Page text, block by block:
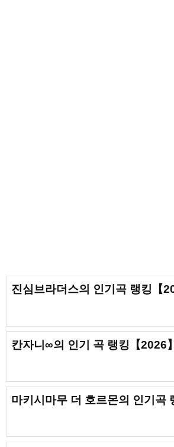
진심브라더스의 인기곡 랭킹【
칸자니∞의 인기 곡 랭킹【2026】
마키시마무 더 호르몬의 인기곡